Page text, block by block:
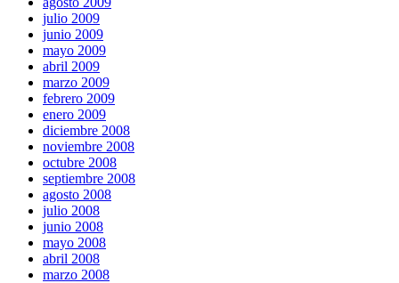
julio 2009
junio 2009
mayo 2009
abril 2009
marzo 2009
febrero 2009
enero 2009
diciembre 2008
noviembre 2008
octubre 2008
septiembre 2008
agosto 2008
julio 2008
junio 2008
mayo 2008
abril 2008
marzo 2008